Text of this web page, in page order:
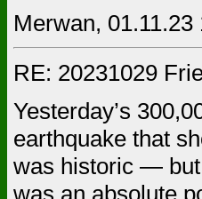
Merwan, 01.11.23
RE: 20231029
Yesterday’s
earthquake that
was historic — but
was an absolute